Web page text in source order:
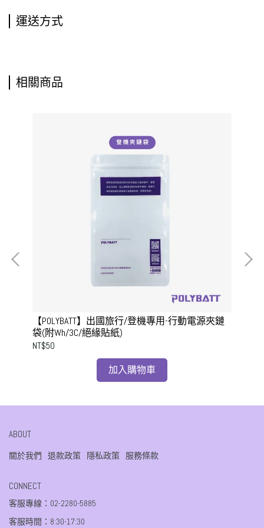
運送方式
相關商品
【POLYBATT】出國旅行/登機專用-行動電源夾鏈
袋(附Wh/3C/絕緣貼紙)
NT$50
加入購物車
ABOUT
關於我們 退款政策 隱私政策 服務條款
CONNECT
客服專線：02-2280-5885
客服時間：8:30-17:30